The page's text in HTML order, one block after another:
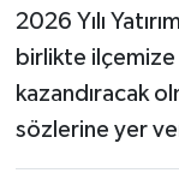
2026 Yılı
birlikte ilçemize
kazandıracak
sözlerine yer